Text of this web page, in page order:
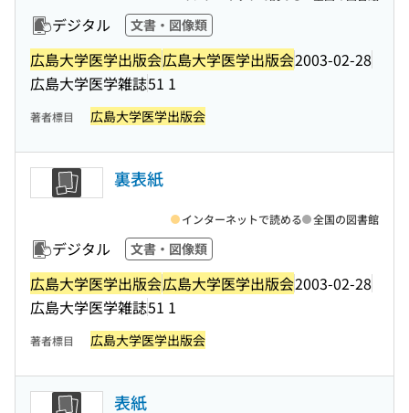
デジタル 文書・図像類
広島大学医学出版会広島大学医学出版会2003-02-28
広島大学医学雑誌51 1
著者標目 広島大学医学出版会
裏表紙
デジタル 文書・図像類
広島大学医学出版会広島大学医学出版会2003-02-28
広島大学医学雑誌51 1
インターネットで読める 全国の図書館
著者標目 広島大学医学出版会
表紙